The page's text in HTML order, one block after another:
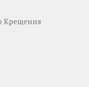
Крещения